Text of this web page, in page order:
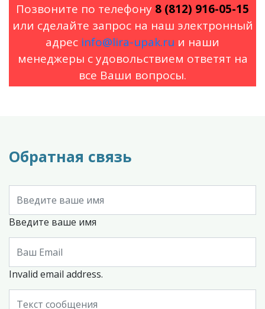
Позвоните по телефону 8 (812) 916-05-15
или сделайте запрос на наш электронный
адрес info@lira-upak.ru и наши
менеджеры с удовольствием ответят на
все Ваши вопросы.
Обратная связь
Введите ваше имя
Invalid email address.